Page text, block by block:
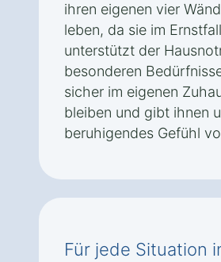
ihren eigenen vier
leben, da sie im
unterstützt der
besonderen
sicher im eigenen
bleiben und gibt ihnen
beruhigendes Gefühl
Für jede Situation